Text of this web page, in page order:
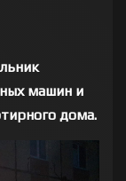
машин и
дома.